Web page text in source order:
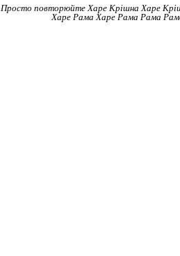
Просто повторюйте Харе Крішна Харе
Харе Рама Харе Рама Рама